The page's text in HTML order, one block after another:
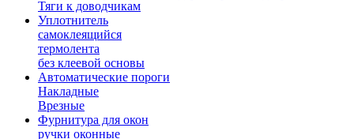
Тяги к доводчикам
Уплотнитель
самоклеящийся
термолента
без клеевой основы
Автоматические пороги
Накладные
Врезные
Фурнитура для окон
ручки оконные